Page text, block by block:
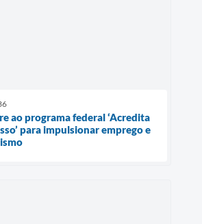
ao programa federal ‘Acredita
para impulsionar emprego e